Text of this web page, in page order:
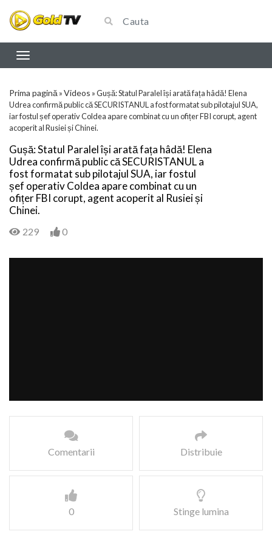
Prima pagină »Videos »Gușă: Statul Paralel își arată fața hâdă! Elena
Udrea confirmă public că SECURISTANUL a fost formatat sub pilotajul SUA,
iar fostul șef operativ Coldea apare combinat cu un ofițer FBI corupt, agent
acoperit al Rusiei și Chinei.
Gușă: Statul Paralel își arată fața hâdă! Elena
Udrea confirmă public că SECURISTANUL a
fost formatat sub pilotajul SUA, iar fostul
șef operativ Coldea apare combinat cu un
ofițer FBI corupt, agent acoperit al Rusiei și
Chinei.
229 0
Comentarii Distribuie
0 Stinge lumina